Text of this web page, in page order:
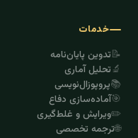
خدمات
📝تدوین پایان‌نامه
🔬تحلیل آماری
📚پروپوزال‌نویسی
🎯آماده‌سازی دفاع
✏️ویرایش و غلط‌گیری
🌐ترجمه تخصصی